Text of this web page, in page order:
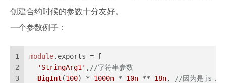
创建合约时候的参数十分友好。
一个参数例子：
1
2
3
module. exports = [
'StringArg1' , //字符串参数
BigInt(100) * 1000n * 10n ** 18n,
//因为是js，可